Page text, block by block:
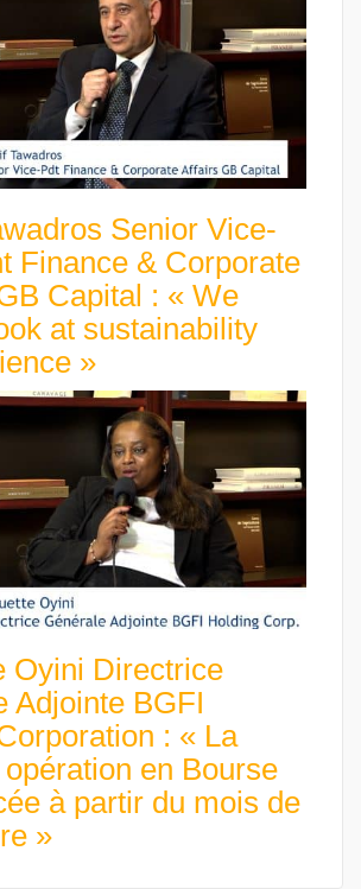
Senior Vice-
Finance & Corporate
Capital : « We
at sustainability
»
Oyini Directrice
Adjointe BGFI
: « La
en Bourse
à partir du mois de
»